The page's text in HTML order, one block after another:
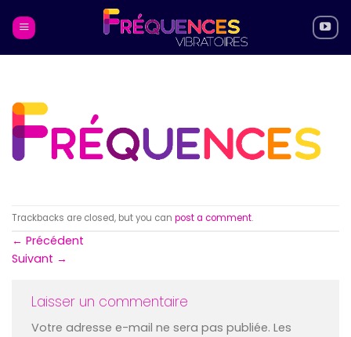
Trackbacks are closed, but you can post a comment.
← Précédent
Suivant →
Laisser un commentaire
Votre adresse e-mail ne sera pas publiée. Les